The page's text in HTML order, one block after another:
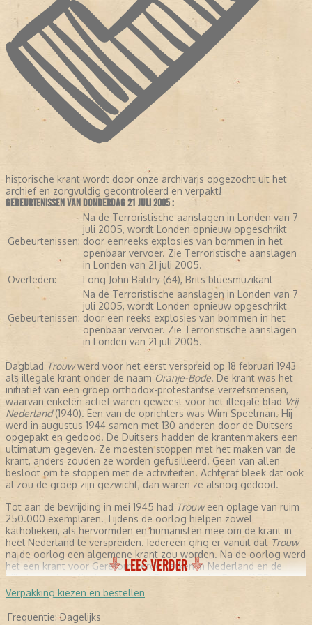
historische krant wordt door onze archivaris opgezocht uit het
archief en zorgvuldig gecontroleerd en verpakt!
GEBEURTENISSEN VAN DONDERDAG 21 JULI 2005 :
Gebeurtenissen:
Na de Terroristische aanslagen in Londen van 7
juli 2005, wordt Londen opnieuw opgeschrikt
door eenreeks explosies van bommen in het
openbaar vervoer. Zie Terroristische aanslagen
in Londen van 21 juli 2005.
Overleden:
Long John Baldry (64), Brits bluesmuzikant
Gebeurtenissen:
Na de Terroristische aanslagen in Londen van 7
juli 2005, wordt Londen opnieuw opgeschrikt
door een reeks explosies van bommen in het
openbaar vervoer. Zie Terroristische aanslagen
in Londen van 21 juli 2005.
Dagblad Trouwwerd voor het eerst verspreid op 18 februari 1943
als illegale krant onder de naam Oranje-Bode. De krant was het
initiatief van een groep orthodox-protestantse verzetsmensen,
waarvan enkelen actief waren geweest voor het illegale blad Vrij
Nederland(1940). Een van de oprichters was Wim Speelman. Hij
werd in augustus 1944 samen met 130 anderen door de Duitsers
opgepakt en gedood. De Duitsers hadden de krantenmakers een
ultimatum gegeven. Ze moesten stoppen met het maken van de
krant, anders zouden ze worden gefusilleerd. Geen van allen
besloot om te stoppen met de activiteiten. Achteraf bleek dat ook
al zou de groep zijn gezwicht, dan waren ze alsnog gedood.
Tot aan de bevrijding in mei 1945 had Trouween oplage van ruim
250.000 exemplaren. Tijdens de oorlog hielpen zowel
katholieken, als hervormden en humanisten mee om de krant in
heel Nederland te verspreiden. Iedereen ging er vanuit dat Trouw
na de oorlog een algemene krant zou worden. Na de oorlog werd
het een krant voor Gereformeerde Kerken in Nederland en de
bijbehorende politieke partij Anti-Revolutionaire Partij (ARP).
NA DE OORLOG
LEES VERDER
Verpakking kiezen en bestellen
Frequentie: Dagelijks